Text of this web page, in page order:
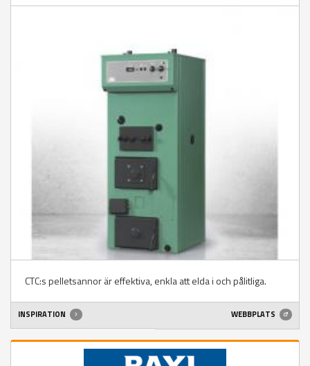
CTC:s pelletsannor är effektiva, enkla att elda i och pålitliga.
INSPIRATION WEBBPLATS